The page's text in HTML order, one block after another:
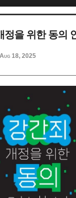
정을 위한 동의
Aug 18, 2025스케
스케치